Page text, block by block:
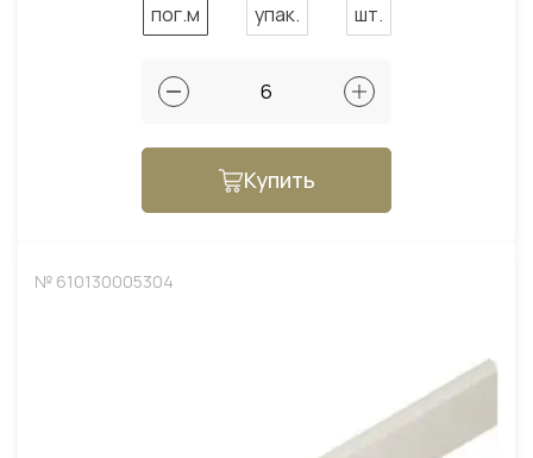
пог.м упак. шт.
Купить
№ 610130005304